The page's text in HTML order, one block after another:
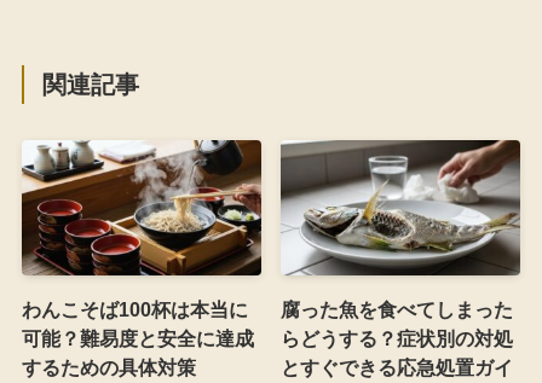
関連記事
わんこそば100杯は本当に
可能？難易度と安全に達成
するための具体対策
腐った魚を食べてしまった
らどうする？症状別の対処
とすぐできる応急処置ガイ